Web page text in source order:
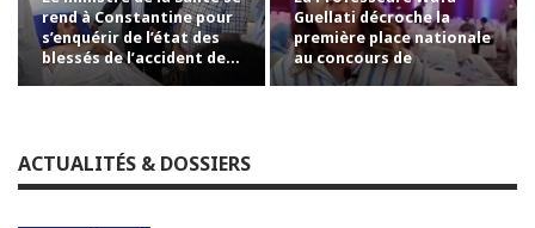
rend à Constantine pour
s’enquérir de l’état des
blessés de l’accident de…
Guellati décroche la
première place nationale
au concours de
professorat avec la…
ACTUALITÉS & DOSSIERS